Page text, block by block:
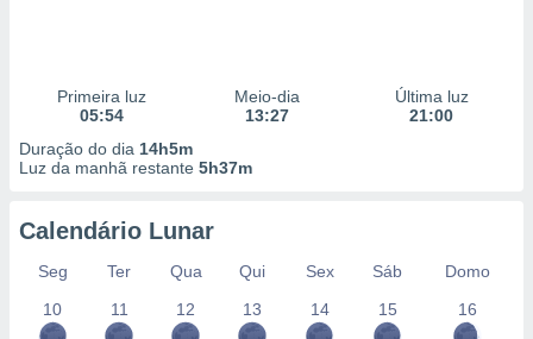
Primeira luz
05:54
Meio-dia
13:27
Última luz
21:00
Duração do dia 14h5m
Luz da manhã restante 5h37m
Calendário Lunar
Seg Ter Qua Qui Sex Sáb
Domo
10
11 12 13 14 15 16